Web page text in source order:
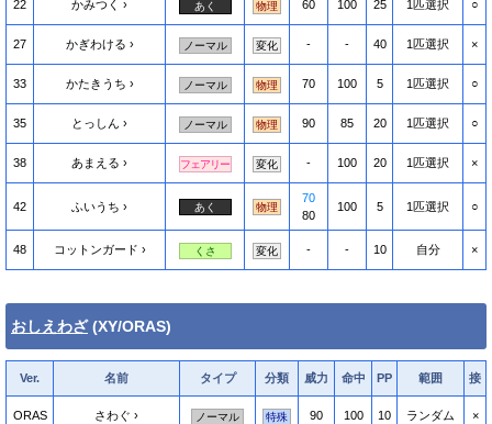
22 かみつく あく 物理 60 100 25 1匹選択 ○
27 かぎわける ノーマル 変化 - - 40 1匹選択 ×
33 かたきうち ノーマル 物理 70 100 5 1匹選択 ○
35 とっしん ノーマル 物理 90 85 20 1匹選択 ○
38 あまえる フェアリー 変化 - 100 20 1匹選択 ×
42 ふいうち あく 物理
70
80
100 5 1匹選択 ○
48 コットンガード くさ 変化 - - 10 自分 ×
おしえわざ(XY/ORAS)
Ver. 名前 タイプ 分類 威力 命中 PP 範囲 接
ORAS さわぐ ノーマル 特殊 90 100 10 ランダム ×